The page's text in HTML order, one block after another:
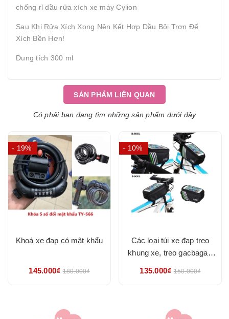
chống rỉ dầu rửa xích xe máy Cylion
Sau Khi Rửa Xích Xong Nên Kết Hợp Dầu Bôi Trơn Để
Xích Bền Hơn!
Dung tích 300 ml
SẢN PHẨM LIÊN QUAN
Có phải bạn đang tìm những sản phẩm dưới đây
- 19%
Khoá xe đạp có mật khẩu
145.000₫ 180.000₫
- 10%
Các loại túi xe đạp ̣treo
khung xe, treo gacbaga -
135.000₫ 150.000₫